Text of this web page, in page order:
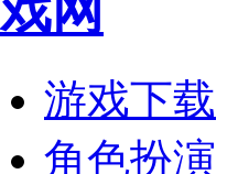
游戏下载
角色扮演